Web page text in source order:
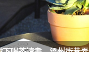
下喝茶讀書，溫州街巷弄